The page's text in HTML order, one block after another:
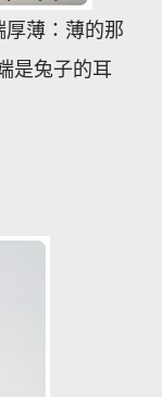
薄：薄的那
是兔子的耳